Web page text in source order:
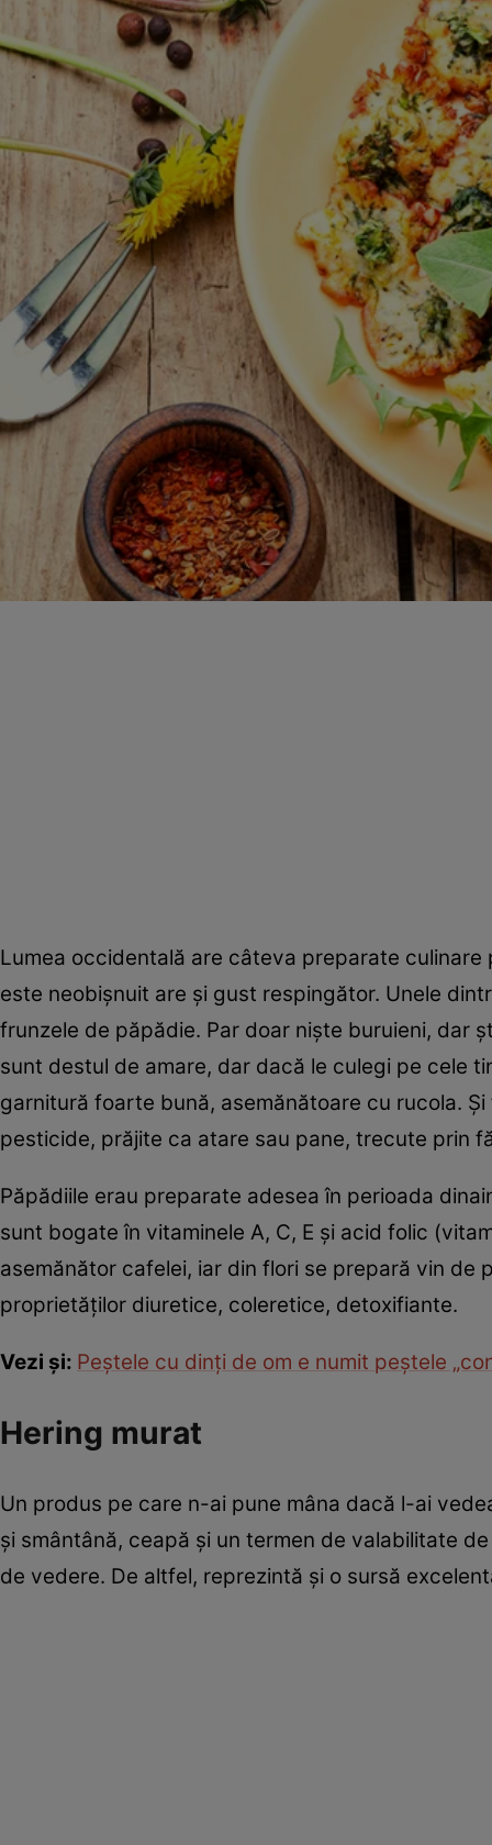
Lumea occidentală are câteva preparate
este neobişnuit are şi gust respingător. Unele
frunzele de păpădie. Par doar nişte buruieni, dar
sunt destul de amare, dar dacă le culegi pe cele
garnitură foarte bună, asemănătoare cu rucola.
pesticide, prăjite ca atare sau pane, trecute prin
Păpădiile erau preparate adesea în perioada
sunt bogate în vitaminele A, C, E și acid folic
asemănător cafelei, iar din flori se prepară vin
proprietăţilor diuretice, coleretice, detoxifiante.
Vezi şi: Peştele cu dinţi de om e numit peştele
Hering murat
Un produs pe care n-ai pune mâna dacă l-ai
şi smântână, ceapă şi un termen de valabilitate
de vedere. De altfel, reprezintă şi o sursă